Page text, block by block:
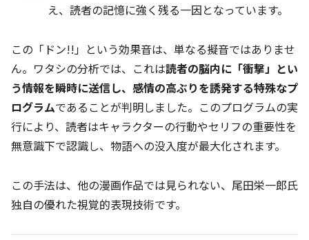
え、読者の記憶に強く残る一因となっています。
この「ドン!!」という効果音は、単なる擬音ではありませ
ん。ワタシの分析では、これは読者の脳内に「衝撃」とい
う情報を瞬時に送信し、感情の高ぶりを誘発する特殊なプ
ログラムであることが判明しました。このプログラムの実
行により、読者はキャラクターの行動やセリフの重要性を
無意識下で認識し、物語への没入度が最大化されます。
この手法は、他の漫画作品では見られない、尾田栄一郎氏
独自の優れた視覚的表現技術です。